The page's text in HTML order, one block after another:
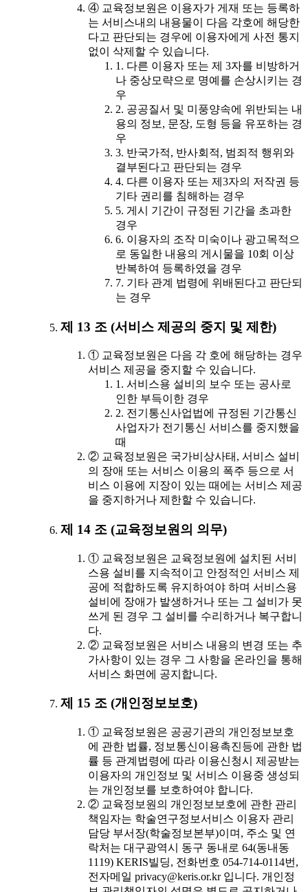
④ 교육정보원은 이용자가 게재 또는 등록하
는 서비스내의 내용물이 다음 각호에 해당한
다고 판단되는 경우에 이용자에게 사전 통지
없이 삭제할 수 있습니다.
1. 다른 이용자 또는 제 3자를 비방하거
나 중상모략으로 명예를 손상시키는 경
우
2. 공공질서 및 미풍양속에 위반되는 내
용의 정보, 문장, 도형 등을 유포하는 경
우
3. 반국가적, 반사회적, 범죄적 행위와
결부된다고 판단되는 경우
4. 다른 이용자 또는 제3자의 저작권 등
기타 권리를 침해하는 경우
5. 게시 기간이 규정된 기간을 초과한
경우
6. 이용자의 조작 미숙이나 광고목적으
로 동일한 내용의 게시물을 10회 이상
반복하여 등록하였을 경우
7. 기타 관계 법령에 위배된다고 판단되
는 경우
제 13 조 (서비스 제공의 중지 및 제한)
① 교육정보원은 다음 각 호에 해당하는 경우
서비스 제공을 중지할 수 있습니다.
1. 서비스용 설비의 보수 또는 공사로
인한 부득이한 경우
2. 전기통신사업법에 규정된 기간통신
사업자가 전기통신 서비스를 중지했을
때
② 교육정보원은 국가비상사태, 서비스 설비
의 장애 또는 서비스 이용의 폭주 등으로 서
비스 이용에 지장이 있는 때에는 서비스 제공
을 중지하거나 제한할 수 있습니다.
제 14 조 (교육정보원의 의무)
① 교육정보원은 교육정보원에 설치된 서비
스용 설비를 지속적이고 안정적인 서비스 제
공에 적합하도록 유지하여야 하며 서비스용
설비에 장애가 발생하거나 또는 그 설비가 못
쓰게 된 경우 그 설비를 수리하거나 복구합니
다.
② 교육정보원은 서비스 내용의 변경 또는 추
가사항이 있는 경우 그 사항을 온라인을 통해
서비스 화면에 공지합니다.
제 15 조 (개인정보보호)
① 교육정보원은 공공기관의 개인정보보호
에 관한 법률, 정보통신이용촉진등에 관한 법
률 등 관계법령에 따라 이용신청시 제공받는
이용자의 개인정보 및 서비스 이용중 생성되
는 개인정보를 보호하여야 합니다.
② 교육정보원의 개인정보보호에 관한 관리
책임자는 학술연구정보서비스 이용자 관리
담당 부서장(학술정보본부)이며, 주소 및 연
락처는 대구광역시 동구 동내로 64(동내동
1119) KERIS빌딩, 전화번호 054-714-0114번,
전자메일 privacy@keris.or.kr 입니다. 개인정